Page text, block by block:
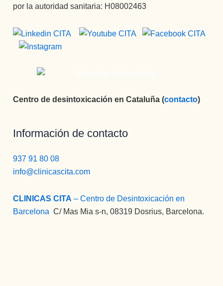
por la autoridad sanitaria: H08002463
Centro de desintoxicación en Cataluña (contacto)
Información de contacto
937 91 80 08
info@clinicascita.com
CLINICAS CITA – Centro de Desintoxicación en
Barcelona :C/ Mas Mia s-n, 08319 Dosrius, Barcelona.